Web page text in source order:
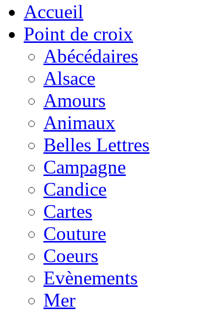
Accueil
Point de croix
Abécédaires
Alsace
Amours
Animaux
Belles Lettres
Campagne
Candice
Cartes
Couture
Coeurs
Evènements
Mer